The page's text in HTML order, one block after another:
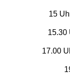
15
15.30
17.00